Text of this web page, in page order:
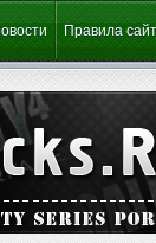
Правила